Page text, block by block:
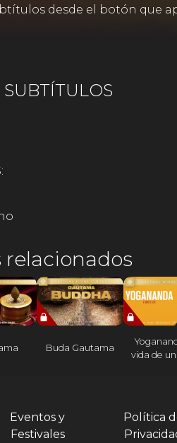
desde el botón que
relacionados
Buda Gautama
vida de
Eventos y
Festivales
Política